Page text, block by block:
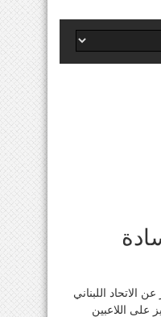
اللبناني
على اللاعبين